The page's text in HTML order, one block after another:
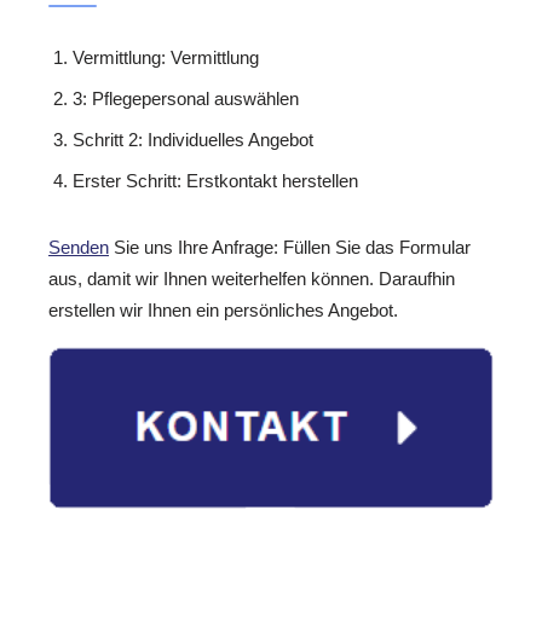
Vermittlung: Vermittlung
3: Pflegepersonal auswählen
Schritt 2: Individuelles Angebot
Erster Schritt: Erstkontakt herstellen
Senden Sie uns Ihre Anfrage: Füllen Sie das Formular
aus, damit wir Ihnen weiterhelfen können. Daraufhin
erstellen wir Ihnen ein persönliches Angebot.